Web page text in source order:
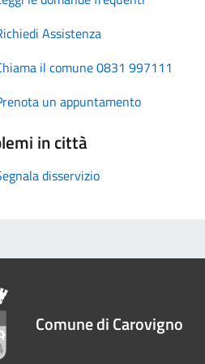
Assistenza
il comune 0831 997111
un appuntamento
in città
disservizio
Comune di Carovigno